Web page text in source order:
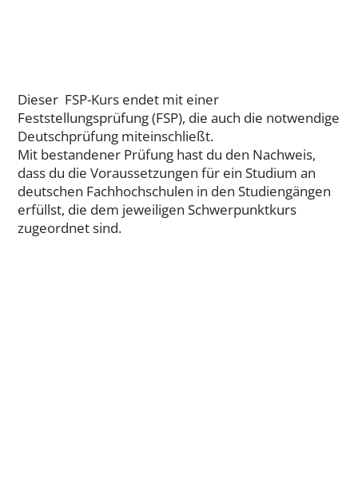
Dieser FSP-Kurs endet mit einer
Feststellungsprüfung (FSP), die auch die notwendige
Deutschprüfung miteinschließt.
Mit bestandener Prüfung hast du den Nachweis,
dass du die Voraussetzungen für ein Studium an
deutschen Fachhochschulen in den Studiengängen
erfüllst, die dem jeweiligen Schwerpunktkurs
zugeordnet sind.